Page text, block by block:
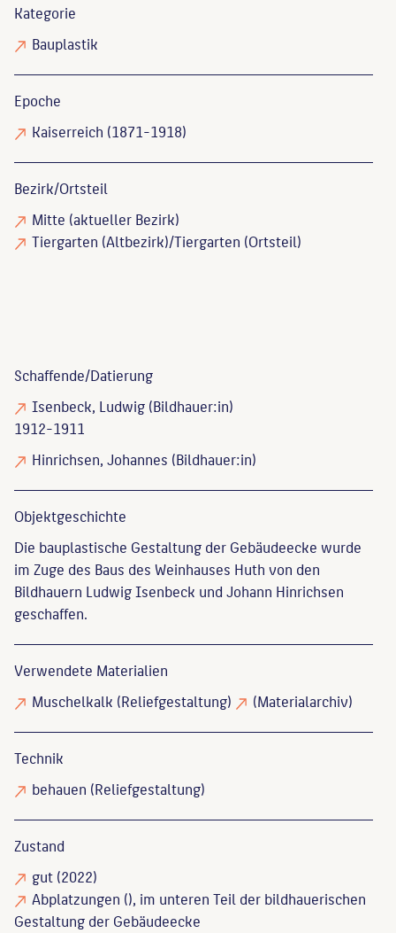
Kategorie
Bauplastik
Epoche
Kaiserreich (1871-1918)
Bezirk/Ortsteil
Mitte (aktueller Bezirk)
Tiergarten (Altbezirk)/Tiergarten (Ortsteil)
Schaffende/Datierung
Isenbeck, Ludwig(Bildhauer:in)
1912-1911
Hinrichsen, Johannes (Bildhauer:in)
Objekt­geschichte
Die bauplastische Gestaltung der Gebäudeecke wurde
im Zuge des Baus des Weinhauses Huth von den
Bildhauern Ludwig Isenbeck und Johann Hinrichsen
geschaffen.
Verwendete Materialien
Muschelkalk (Reliefgestaltung) (Materialarchiv)
Technik
behauen (Reliefgestaltung)
Zustand
gut(2022)
Abplatzungen (), im unteren Teil der bildhauerischen
Gestaltung der Gebäudeecke